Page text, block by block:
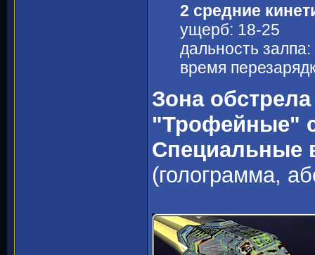
2 средние
ущерб: 18-25
дальность
время
Зона
"Трофейные"
Специальные
(голограмма,